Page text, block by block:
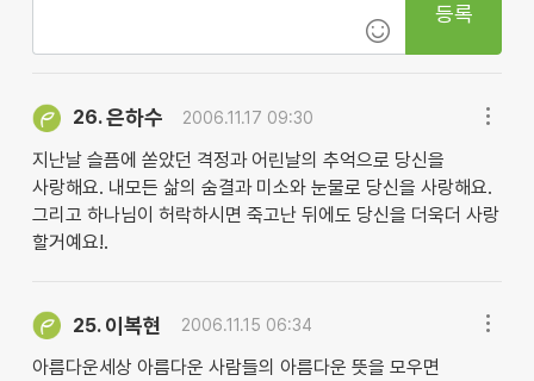
등록
26.은하수 2006.11.17 09:30
지난날 슬픔에 쏟았던 격정과 어린날의 추억으로 당신을
사랑해요. 내모든 삶의 숨결과 미소와 눈물로 당신을 사랑해요.
그리고 하나님이 허락하시면 죽고난 뒤에도 당신을 더욱더 사랑
할거예요!.
25. 이복현 2006.11.15 06:34
아름다운세상 아름다운 사람들의 아름다운 뜻을 모우면